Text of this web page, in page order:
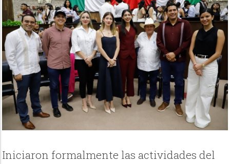
Iniciaron formalmente las actividades del